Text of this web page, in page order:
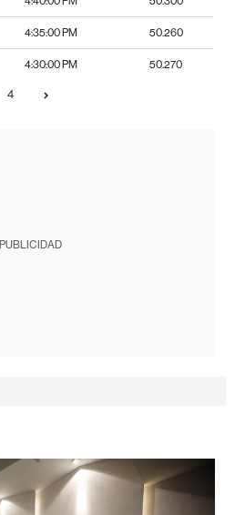
4:35:00 PM 50.260
4:30:00 PM 50.270
4
PUBLICIDAD